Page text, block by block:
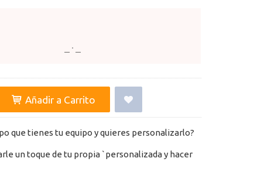
Añadir a Carrito
que tienes tu equipo y quieres personalizarlo?
un toque de tu propia `personalizada y hacer